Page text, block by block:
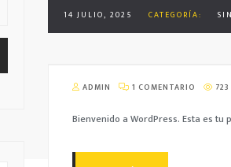
14 JULIO, 2025 CATEGORÍA:
ADMIN 1 COMENTARIO
Bienvenido a WordPress. Esta es